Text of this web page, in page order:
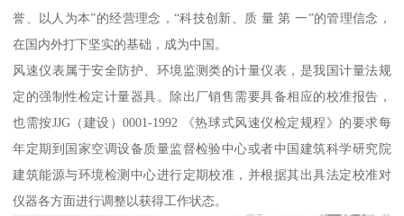
誉、以人为本”的经营理念，“科技创新、质 量 第 一”的管理信念，
在国内外打下坚实的基础，成为中国。
风速仪表属于安全防护、环境监测类的计量仪表，是我国计量法规
定的强制性检定计量器具。除出厂销售需要具备相应的校准报告，
也需按JJG（建设）0001-1992 《热球式风速仪检定规程》的要求每
年定期到国家空调设备质量监督检验中心或者中国建筑科学研究院
建筑能源与环境检测中心进行定期校准，并根据其出具法定校准对
仪器各方面进行调整以获得工作状态。